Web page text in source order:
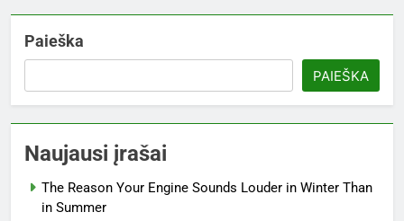
Paieška
PAIEŠKA
Naujausi įrašai
The Reason Your Engine Sounds Louder in Winter Than
in Summer